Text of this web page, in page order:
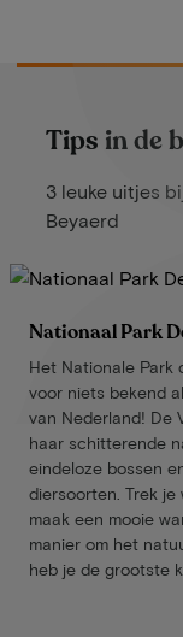
Tips in de
3 leuke uitjes
Beyaerd
Nationaal Park
Het Nationale Park
voor niets bekend
van Nederland! De
haar schitterende
eindeloze bossen
diersoorten. Trek
maak een mooie
manier om het
heb je de grootste